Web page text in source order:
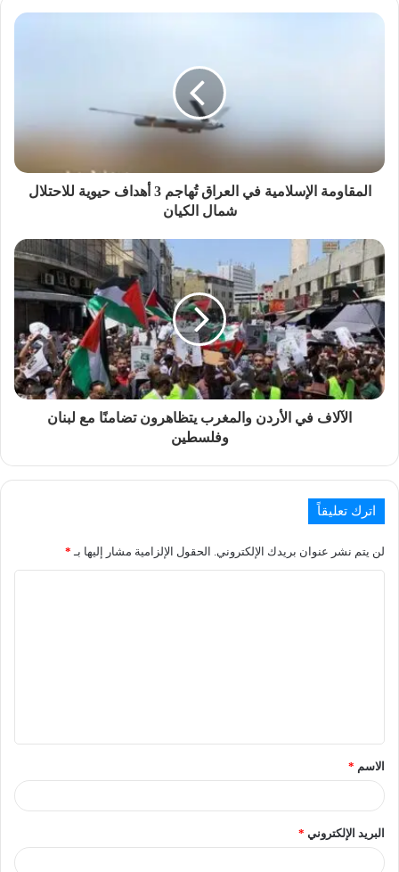
المقاومة الإسلامية في العراق تُهاجم 3 أهداف حيوية للاحتلال
شمال الكيان
الآلاف في الأردن والمغرب يتظاهرون تضامنًا مع لبنان
وفلسطين
اترك تعليقاً
لن يتم نشر عنوان بريدك الإلكتروني. الحقول الإلزامية مشار إليها بـ *
الاسم *
البريد الإلكتروني *